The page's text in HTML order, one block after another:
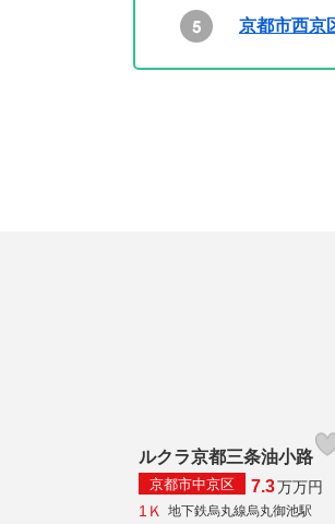
京都市西京
ルクラ京都三条油小路
京都市中京区 7.3万万円
1Ｋ
地下鉄烏丸線烏丸御池駅